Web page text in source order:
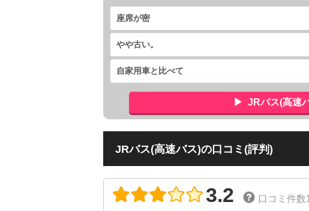
座席が密
やや古い。
自家用車と比べて
JRバス(高速
JRバス(高速バス)の口コミ(評判)
3.2 口コミ件数